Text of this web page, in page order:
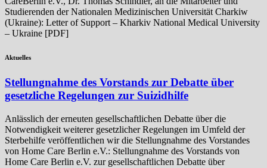
Studierenden der Nationalen Medizinischen Universität Charkiw
(Ukraine): Letter of Support – Kharkiv National Medical University
– Ukraine [PDF]
Aktuelles
Stellungnahme des Vorstands zur Debatte über
gesetzliche Regelungen zur Suizidhilfe
Anlässlich der erneuten gesellschaftlichen Debatte über die
Notwendigkeit weiterer gesetzlicher Regelungen im Umfeld der
Sterbehilfe veröffentlichen wir die Stellungnahme des Vorstandes
von Home Care Berlin e.V.: Stellungnahme des Vorstands von
Home Care Berlin e.V. zur gesellschaftlichen Debatte über